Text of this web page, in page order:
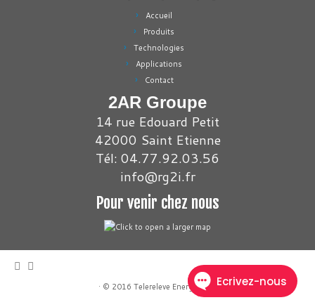
Accueil
Produits
Technologies
Applications
Contact
2AR Groupe
14 rue Edouard Petit
42000 Saint Etienne
Tél: 04.77.92.03.56
info@rg2i.fr
Pour venir chez nous
· © 2016 Telereleve Energies·